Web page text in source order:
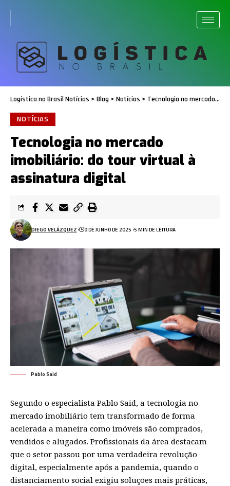
Logística no Brasil Notícias > Blog > Notícias > Tecnologia no mercado imobiliário: do tour virtual à assinatura digital
NOTÍCIAS
Tecnologia no mercado
imobiliário: do tour virtual à
assinatura digital
DIEGO VELÁZQUEZ 9 DE JUNHO DE 2025 5 MIN DE LEITURA
Pablo Said
Segundo o especialista Pablo Said, a tecnologia no
mercado imobiliário tem transformado de forma
acelerada a maneira como imóveis são comprados,
vendidos e alugados. Profissionais da área destacam
que o setor passou por uma verdadeira revolução
digital, especialmente após a pandemia, quando o
distanciamento social exigiu soluções mais práticas,